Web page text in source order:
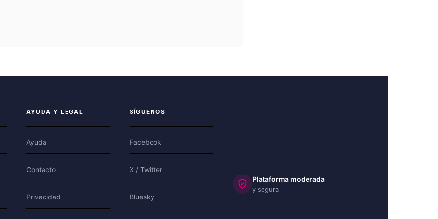
AYUDA Y LEGAL
Ayuda
Contacto
Privacidad
SÍGUENOS
Facebook
X / Twitter
Bluesky
Plataforma moderada
y segura